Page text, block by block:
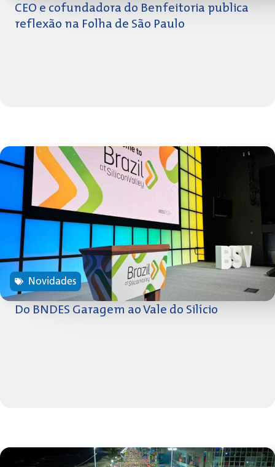
CEO e cofundadora do Benfeitoria publica
reflexão na Folha de São Paulo
Novidades
Do BNDES Garagem ao Vale do Silício